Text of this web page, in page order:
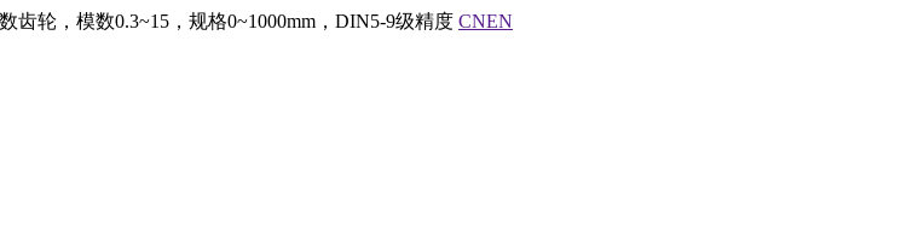
轮，模数0.3~15，规格0~1000mm，DIN5-9级精度 CNEN